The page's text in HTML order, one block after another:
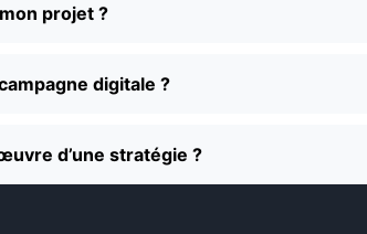
projet ?
digitale ?
d’une stratégie ?